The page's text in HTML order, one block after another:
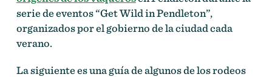
serie de eventos “Get Wild in Pendleton”,
organizados por el gobierno de la ciudad cada
verano.
La siguiente es una guía de algunos de los rodeos